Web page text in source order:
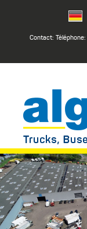
Contact: Téléphone: